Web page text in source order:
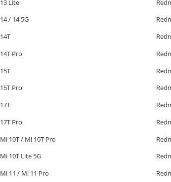
13 Lite
14 / 14 5G
14T
14T Pro
15T
15T Pro
17T
17T Pro
Mi 10T / Mi 10T Pro
Mi 10T Lite 5G
Mi 11 / Mi 11 Pro